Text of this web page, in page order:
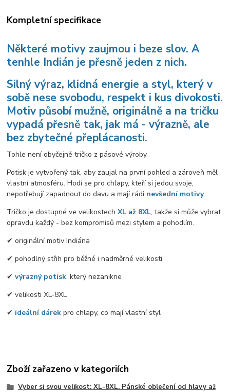
Kompletní specifikace
Některé motivy zaujmou i beze slov. A
tenhle Indián je přesně jeden z nich.
Silný výraz, klidná energie a styl, který v
sobě nese svobodu, respekt i kus divokosti.
Motiv působí mužně, originálně a na tričku
vypadá přesně tak, jak má - výrazně, ale
bez zbytečné přeplácanosti.
Tohle není obyčejné tričko z pásové výroby.
Potisk je vytvořený tak, aby zaujal na první pohled a zároveň měl
vlastní atmosféru. Hodí se pro chlapy, kteří si jedou svoje,
nepotřebují zapadnout do davu a mají rádi nevšední motivy.
Tričko je dostupné ve velikostechXL až 8XL, takže si může vybrat
opravdu každý - bez kompromisů mezi stylem a pohodlím.
✔ originální motiv Indiána
✔ pohodlný střih pro běžné i nadměrné velikosti
✔výrazný potisk, který nezanikne
✔ velikosti XL-8XL
✔ ideální dárek pro chlapy, co mají vlastní styl
Zboží zařazeno v kategoriích
Vyber si svou velikost: XL-8XL. Pánské oblečení od hlavy až